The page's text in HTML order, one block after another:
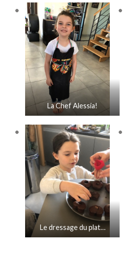
La Chef Alessia!
Le dressage du plat…